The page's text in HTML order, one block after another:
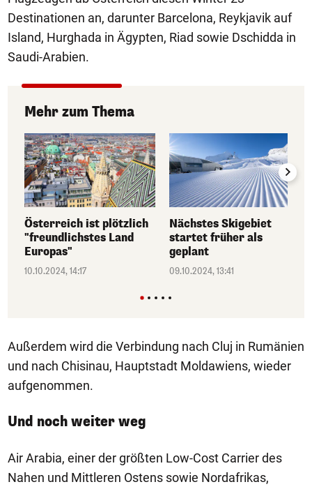
Destinationen an, darunter Barcelona, Reykjavik auf
Island, Hurghada in Ägypten, Riad sowie Dschidda in
Saudi-Arabien.
Mehr zum Thema
Österreich ist plötzlich
"freundlichstes Land
Europas"
10.10.2024, 14:17
Nächstes Skigebiet
startet früher als
geplant
09.10.2024, 13:41
Außerdem wird die Verbindung nach Cluj in Rumänien
und nach Chisinau, Hauptstadt Moldawiens, wieder
aufgenommen.
Und noch weiter weg
Air Arabia, einer der größten Low-Cost Carrier des
Nahen und Mittleren Ostens sowie Nordafrikas,